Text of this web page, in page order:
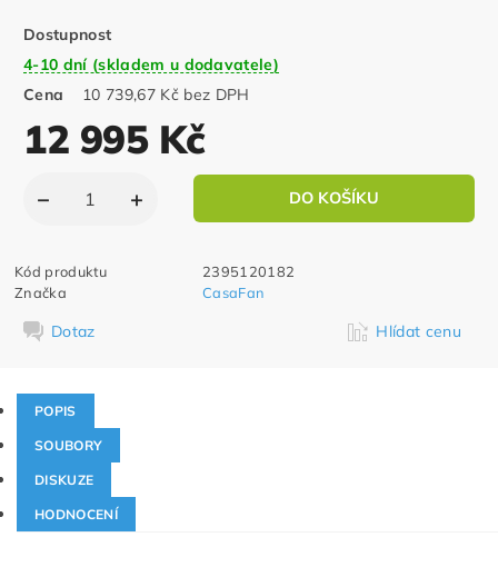
Dostupnost
4-10 dní (skladem u dodavatele)
Cena
10 739,67 Kč bez DPH
12 995 Kč
Kód produktu
2395120182
Značka
CasaFan
Dotaz Hlídat cenu
POPIS
SOUBORY
DISKUZE
HODNOCENÍ